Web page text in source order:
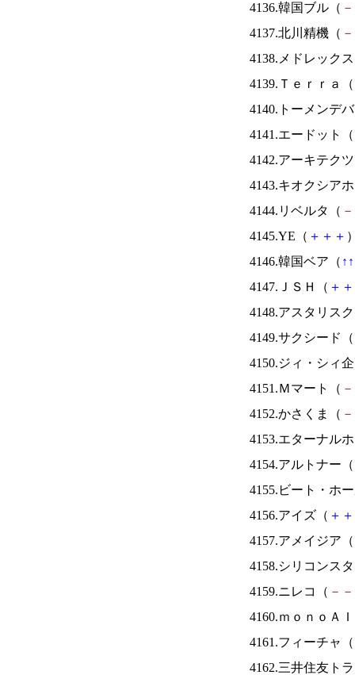
4136.韓国ブル（ －
4137.北川精機（ －
4138.メドレック
4139.Ｔｅｒｒａ（
4140.トーメンデ
4141.エードット（
4142.アーキテク
4143.キオクシア
4144.リベルタ（ －
4145.YE（ ＋ ＋ ＋
4146.韓国ベア（ ↑ ↑
4147.ＪＳＨ（ ＋ ＋
4148.アスタリス
4149.サクシード（
4150.ジィ・シィ
4151.Ｍマート（ －
4152.かさくま（ －
4153.エターナル
4154.アルトナー（
4155.ビート・ホ
4156.アイズ（ ＋ ＋
4157.アメイジア（
4158.シリコンス
4159.ニレコ（ － －
4160.ｍｏｎｏＡ
4161.フィーチャ（
4162.三井住友ト